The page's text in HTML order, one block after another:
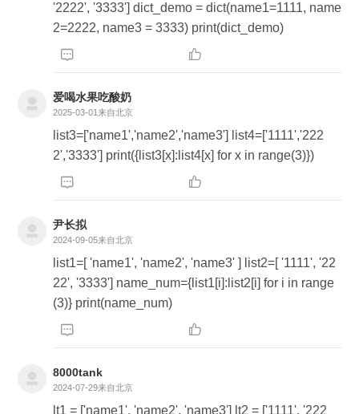
'2222', '3333'] dict_demo = dict(name1=1111, name
2=2222, name3 = 3333) print(dict_demo)
 
爱喝水果吃酸奶
2025-03-01来自北京
list3=['name1','name2','name3'] list4=['1111','222
2','3333'] print({list3[x]:list4[x] for x in range(3)})
 
尹长拟
2024-09-05来自北京
list1=[ 'name1', 'name2', 'name3' ] list2=[ '1111', '22
22', '3333'] name_num={list1[i]:list2[i] for i in range
(3)} print(name_num)
 
8000tank
2024-07-29来自北京
lt1 = ['name1', 'name2', 'name3'] lt2 = ['1111', '222